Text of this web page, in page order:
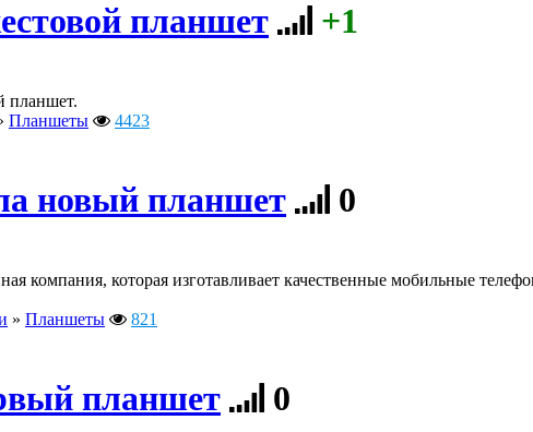
планшет +1
планшет.
Планшеты
4423
новый планшет 0
компания, которая изготавливает качественные мобильные
» Планшеты
821
планшет 0